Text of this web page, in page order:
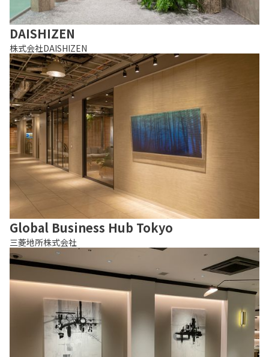
DAISHIZEN
株式会社DAISHIZEN
Global Business Hub Tokyo
三菱地所株式会社